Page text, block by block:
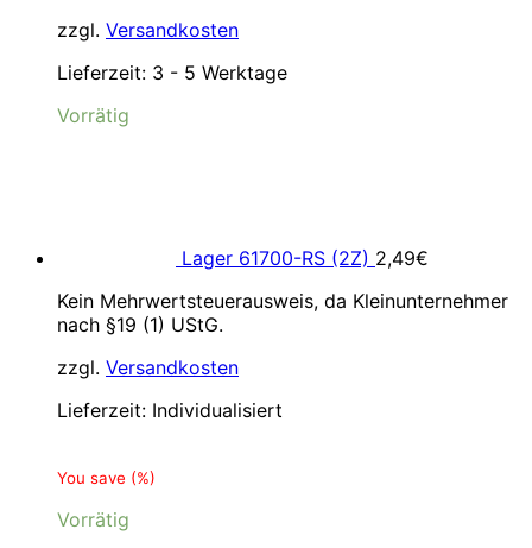
zzgl. Versandkosten
Lieferzeit: 3 - 5 Werktage
Vorrätig
Lager 61700-RS (2Z) 2,49€
Kein Mehrwertsteuerausweis, da Kleinunternehmer
nach §19 (1) UStG.
zzgl. Versandkosten
Lieferzeit: Individualisiert
You save (%)
Vorrätig